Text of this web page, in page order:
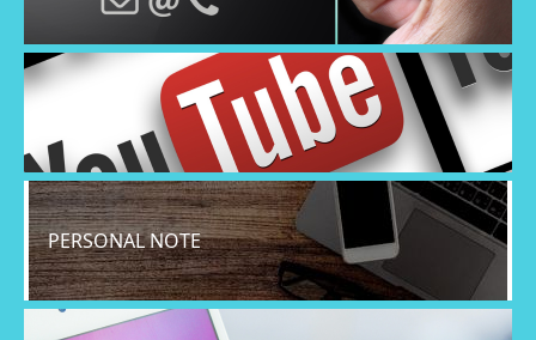
PERSONAL NOTE